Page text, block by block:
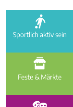
a
Sportlich aktiv sein
f
Feste & Märkte